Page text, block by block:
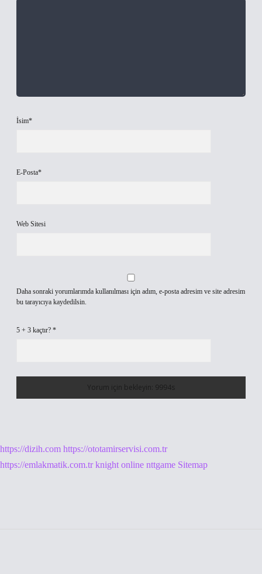
İsim*
E-Posta*
Web Sitesi
Daha sonraki yorumlarımda kullanılması için adım, e-posta adresim ve site adresim
bu tarayıcıya kaydedilsin.
5 + 3 kaçtır? *
https://dizih.com https://ototamirservisi.com.tr
https://emlakmatik.com.tr knight online nttgame Sitemap